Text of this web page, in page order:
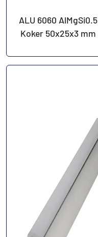
ALU 6060 AlMgSi0.5
Koker 50x25x3 mm